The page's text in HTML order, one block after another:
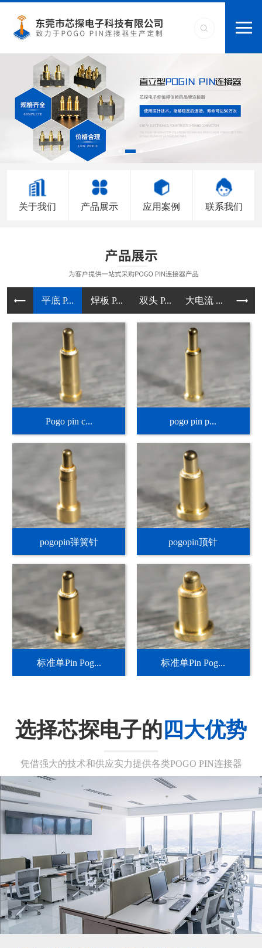
关于我们 产品展示 应用案例 联系我们
平底 P... 焊板 P... 双头 P... 大电流 ... 直立
Pogo pin c... pogo pin p...
pogopin弹簧针 pogopin顶针
标准单Pin Pog... 标准单Pin Pog...
选择芯探电子的 四大优势
凭借强大的技术和供应实力提供各类POGO PIN连接器